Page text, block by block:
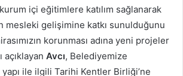
içi eğitimlere katılım sağlanarak
mesleki gelişimine katkı sunulduğunu
korunması adına yeni projeler
açıklayan Avcı, Belediyemize
ile ilgili Tarihi Kentler Birliği’ne